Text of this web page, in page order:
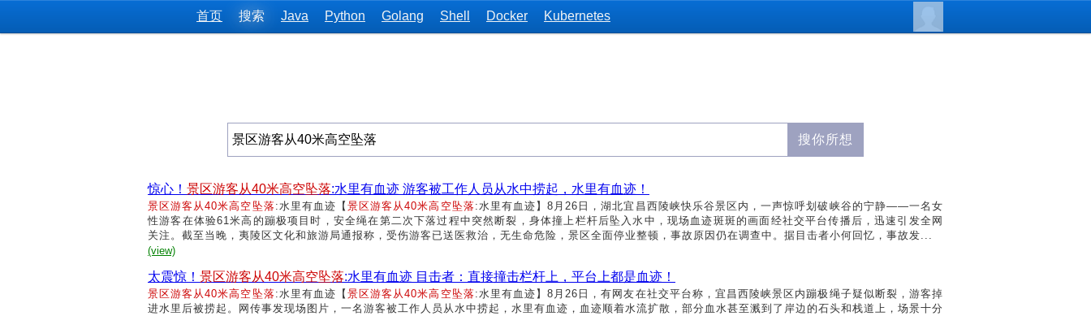
首页 搜索 Java Python Golang Shell Docker Kubernetes
惊心！ 景区游客从40米高空坠落:水里有血迹 游客被工作人员从水中捞起，水里有血迹！
景区游客从40米高空坠落 :水里有血迹【景区游客从40米高空坠落 :水里有血迹】8月26日，湖北宜昌西陵峡快乐谷景区内，一声惊呼划破峡谷的宁静——一名女
性游客在体验61米高的蹦极项目时，安全绳在第二次下落过程中突然断裂，身体撞上栏杆后坠入水中，现场血迹斑斑的画面经社交平台传播后，迅速引发全网
关注。截至当晚，夷陵区文化和旅游局通报称，受伤游客已送医救治，无生命危险，景区全面停业整顿，事故原因仍在调查中。据目击者小何回忆，事故发...
(view)
太震惊！ 景区游客从40米高空坠落:水里有血迹 目击者：直接撞击栏杆上，平台上都是血迹！
景区游客从40米高空坠落 :水里有血迹【景区游客从40米高空坠落 :水里有血迹】8月26日，有网友在社交平台称，宜昌西陵峡景区内蹦极绳子疑似断裂，游客掉
进水里后被捞起。网传事发现场图片，一名游客被工作人员从水中捞起，水里有血迹，血迹顺着水流扩散，部分血水甚至溅到了岸边的石头和栈道上​​，场景十分